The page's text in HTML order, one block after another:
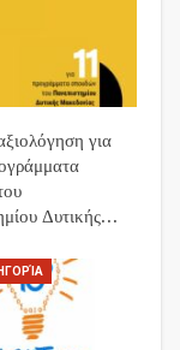
για
Δυτικής…